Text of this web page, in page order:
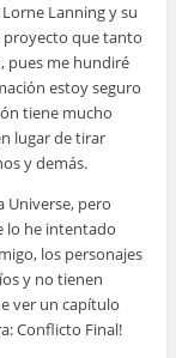
Lanning y su
que tanto
pues me hundiré
estoy seguro
tiene mucho
lugar de tirar
y demás.
Universe, pero
lo he intentado
los personajes
y no tienen
ver un capítulo
Conflicto Final!